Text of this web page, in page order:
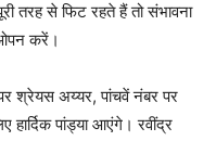
तरह से फिट रहते हैं तो संभावना
करें।
श्रेयस अय्यर, पांचवें नंबर पर
पांड्या आएंगे। रवींद्र